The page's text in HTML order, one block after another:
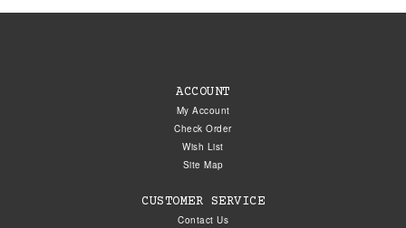
ACCOUNT
My Account
Check Order
Wish List
Site Map
CUSTOMER SERVICE
Contact Us